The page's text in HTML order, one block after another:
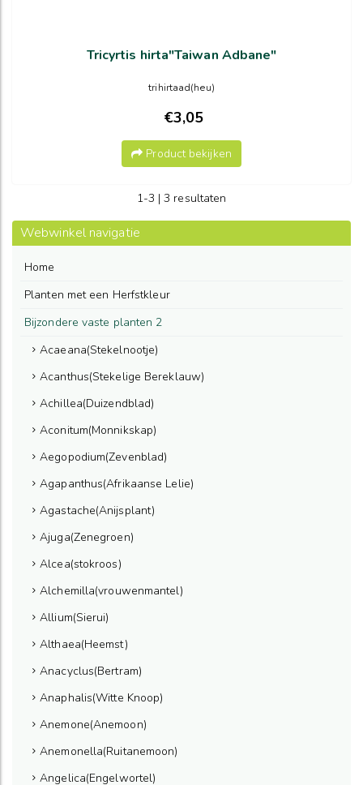
Tricyrtis hirta"Taiwan Adbane"
trihirtaad(heu)
€3,05
Product bekijken
1-3 | 3 resultaten
Webwinkel navigatie
Home
Planten met een Herfstkleur
Bijzondere vaste planten 2
Acaeana(Stekelnootje)
Acanthus(Stekelige Bereklauw)
Achillea(Duizendblad)
Aconitum(Monnikskap)
Aegopodium(Zevenblad)
Agapanthus(Afrikaanse Lelie)
Agastache(Anijsplant)
Ajuga(Zenegroen)
Alcea(stokroos)
Alchemilla(vrouwenmantel)
Allium(Sierui)
Althaea(Heemst)
Anacyclus(Bertram)
Anaphalis(Witte Knoop)
Anemone(Anemoon)
Anemonella(Ruitanemoon)
Angelica(Engelwortel)